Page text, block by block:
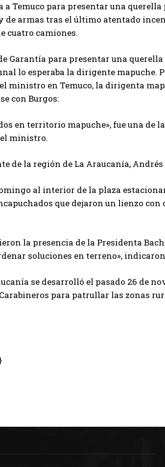
Temuco para presentar una querella
armas tras el último atentado
cuatro camiones.
Garantía para presentar una
lo esperaba la dirigente mapuche.
ministro en Temuco, la dirigenta
con Burgos:
en territorio mapuche», fue una de
ministro.
de la región de La Araucanía,
al interior de la plaza
que dejaron un lienzo con
la presencia de la Presidenta
soluciones en terreno»,
se desarrolló el pasado 26 de
para patrullar las zonas